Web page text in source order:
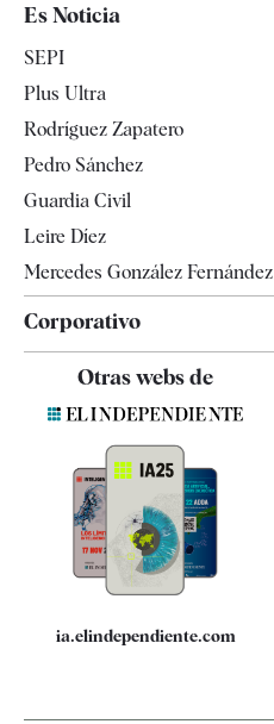
Televisión
Es Noticia
SEPI
Plus Ultra
Rodríguez Zapatero
Pedro Sánchez
Guardia Civil
Leire Díez
Mercedes González Fernández
Corporativo
Quiénes somos
Especificaciones
Otras webs de
ia.elindependiente.com